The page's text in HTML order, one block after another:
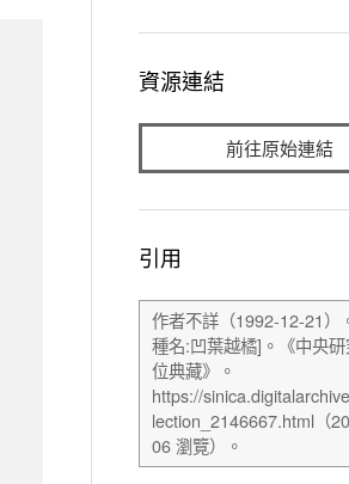
資源連結
前往原始連結
引用